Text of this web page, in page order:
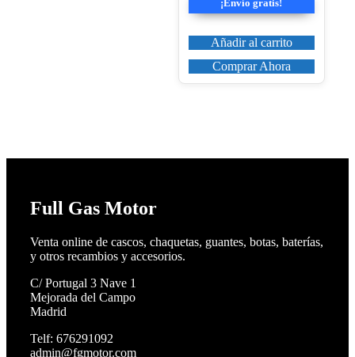
99,95€.79,95€.
¡Envío gratis!
Añadir al carrito
Comprar Ahora
Full Gas Motor
Venta online de cascos, chaquetas, guantes, botas, baterías,
y otros recambios y accesorios.
C/ Portugal 3 Nave 1
Mejorada del Campo
Madrid
Telf: 676291092
admin@fgmotor.com